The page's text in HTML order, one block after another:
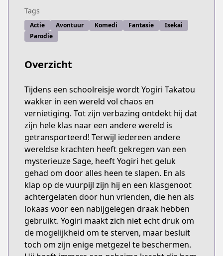
Tags
Actie Avontuur Komedi Fantasie
Isekai
Parodie
Overzicht
Tijdens een schoolreisje wordt Yogiri Takatou
wakker in een wereld vol chaos en
vernietiging. Tot zijn verbazing ontdekt hij dat
zijn hele klas naar een andere wereld is
getransporteerd! Terwijl iedereen andere
wereldse krachten heeft gekregen van een
mysterieuze Sage, heeft Yogiri het geluk
gehad om door alles heen te slapen. En als
klap op de vuurpijl zijn hij en een klasgenoot
achtergelaten door hun vrienden, die hen als
lokaas voor een nabijgelegen draak hebben
gebruikt. Yogiri maakt zich niet echt druk om
de mogelijkheid om te sterven, maar besluit
toch om zijn enige metgezel te beschermen.